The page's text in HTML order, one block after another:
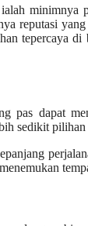
minimnya
reputasi
tepercaya
pas dapat
sedikit